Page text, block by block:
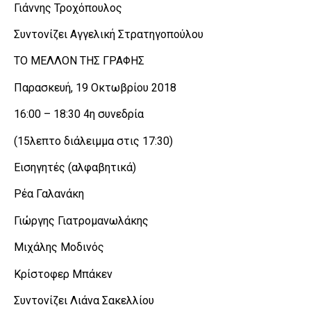
Γιάννης Τροχόπουλος
Συντονίζει Αγγελική Στρατηγοπούλου
ΤΟ ΜΕΛΛΟΝ ΤΗΣ ΓΡΑΦΗΣ
Παρασκευή, 19 Οκτωβρίου 2018
16:00 – 18:30 4η συνεδρία
(15λεπτο διάλειμμα στις 17:30)
Εισηγητές (αλφαβητικά)
Ρέα Γαλανάκη
Γιώργης Γιατρομανωλάκης
Μιχάλης Μοδινός
Κρίστοφερ Μπάκεν
Συντονίζει Λιάνα Σακελλίου